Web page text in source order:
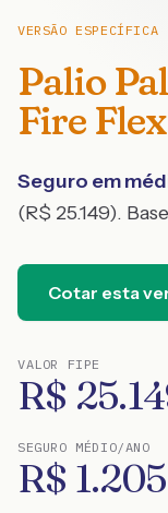
VERSÃO ESPECÍFICA
Palio
Fire
Seguro em
(R$ 25.149).
Cotar esta
VALOR FIPE
R$
SEGURO MÉDIO/ANO
R$ 1.205